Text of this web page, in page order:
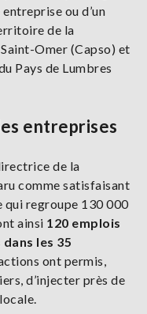
ou d’un
de la
Omer (Capso) et
Pays de Lumbres
entreprises
de la
comme satisfaisant
regroupe 130 000
ainsi 120 emplois
les 35
ont permis,
d’injecter près de